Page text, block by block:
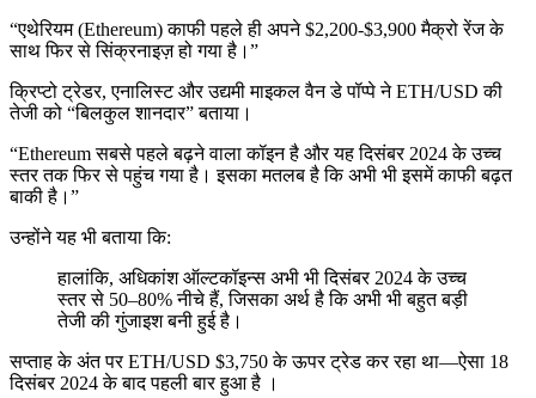
“एथेरियम (Ethereum) काफी पहले ही अपने $2,200-$3,900 मैक्रो रेंज के
साथ फिर से सिंक्रनाइज़ हो गया है।”
क्रिप्टो ट्रेडर, एनालिस्ट और उद्यमी माइकल वैन डे पॉप्पे ने ETH/USD की
तेजी को “बिलकुल शानदार” बताया।
“Ethereum सबसे पहले बढ़ने वाला कॉइन है और यह दिसंबर 2024 के उच्च
स्तर तक फिर से पहुंच गया है। इसका मतलब है कि अभी भी इसमें काफी बढ़त
बाकी है।”
उन्होंने यह भी बताया कि:
हालांकि, अधिकांश ऑल्टकॉइन्स अभी भी दिसंबर 2024 के उच्च
स्तर से 50–80% नीचे हैं, जिसका अर्थ है कि अभी भी बहुत बड़ी
तेजी की गुंजाइश बनी हुई है।
सप्ताह के अंत पर ETH/USD $3,750 के ऊपर ट्रेड कर रहा था—ऐसा 18
दिसंबर 2024 के बाद पहली बार हुआ है ।